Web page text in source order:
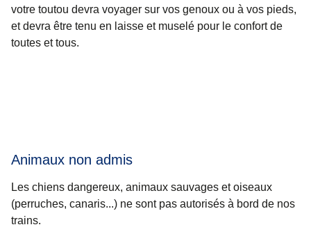
votre toutou devra voyager sur vos genoux ou à vos pieds,
et devra être tenu en laisse et muselé pour le confort de
toutes et tous.
Animaux non admis
Les chiens dangereux, animaux sauvages et oiseaux
(perruches, canaris...) ne sont pas autorisés à bord de nos
trains.